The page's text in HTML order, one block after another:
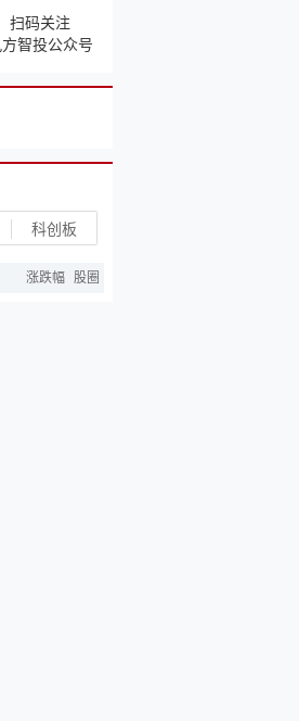
扫码关注
方智投公众号
科创板
涨跌幅 股圈